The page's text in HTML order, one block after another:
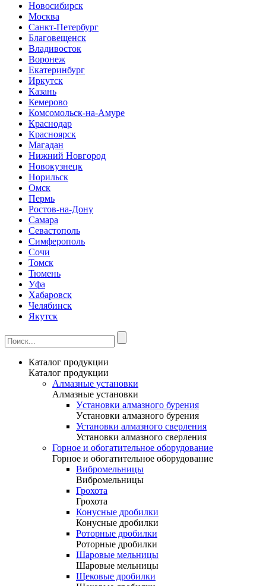
Новосибирск
Москва
Санкт-Петербург
Благовещенск
Владивосток
Воронеж
Екатеринбург
Иркутск
Казань
Кемерово
Комсомольск-на-Амуре
Краснодар
Красноярск
Магадан
Нижний Новгород
Новокузнецк
Норильск
Омск
Пермь
Ростов-на-Дону
Самара
Севастополь
Симферополь
Сочи
Томск
Тюмень
Уфа
Хабаровск
Челябинск
Якутск
Каталог продукции
Каталог продукции
Алмазные установки
Алмазные установки
Уcтановки алмазного бурения
Уcтановки алмазного бурения
Установки алмазного сверления
Установки алмазного сверления
Горное и обогатительное оборудование
Горное и обогатительное оборудование
Вибромельницы
Вибромельницы
Грохота
Грохота
Конусные дробилки
Конусные дробилки
Роторные дробилки
Роторные дробилки
Шаровые мельницы
Шаровые мельницы
Щековые дробилки